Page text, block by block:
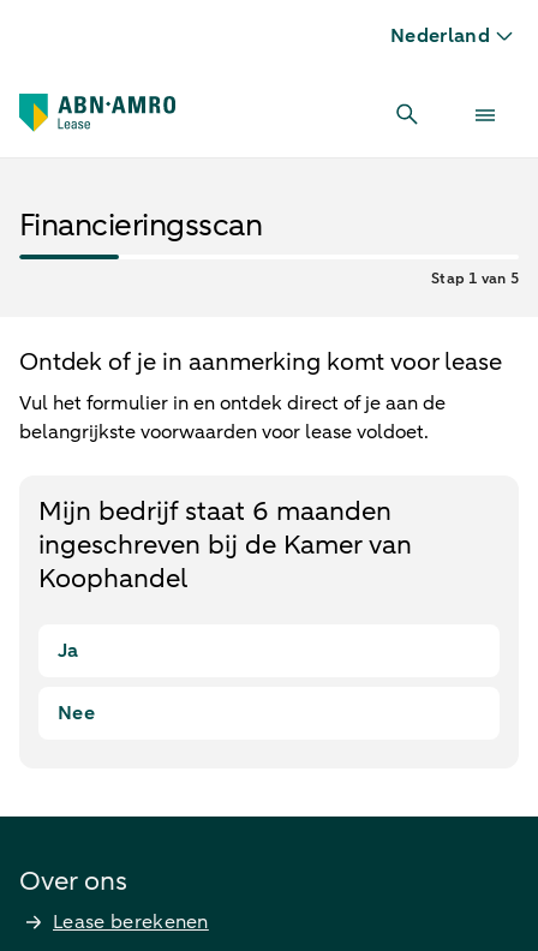
Nederland
Financieringsscan
Stap 1 van 5
Ontdek of je in aanmerking komt voor lease
Vul het formulier in en ontdek direct of je aan de
belangrijkste voorwaarden voor lease voldoet.
Mijn bedrijf staat 6 maanden
ingeschreven bij de Kamer van
Koophandel
Ja
Nee
Over ons
Lease berekenen